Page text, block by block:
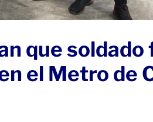
que soldado
el Metro de